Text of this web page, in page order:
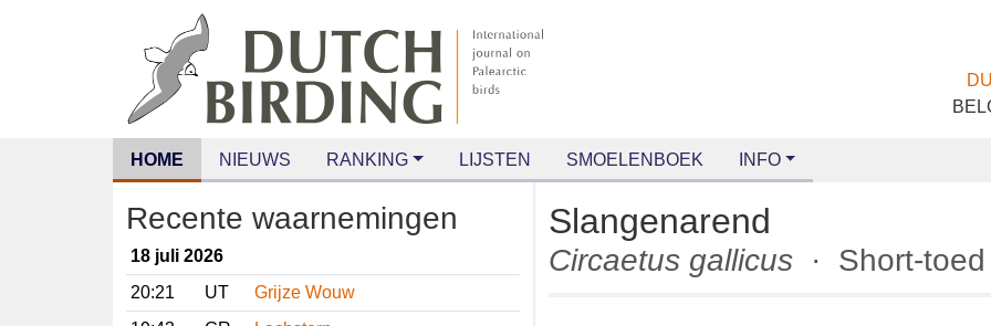
HOME NIEUWS RANKING LIJSTEN SMOELENBOEK INFO
Recente waarnemingen
18 juli 2026
20:21
UT
Grijze Wouw
Slangenarend
Circaetus gallicus · Short-